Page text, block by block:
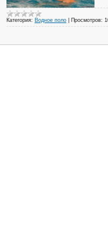
Категория: Водное поло Просмотров: